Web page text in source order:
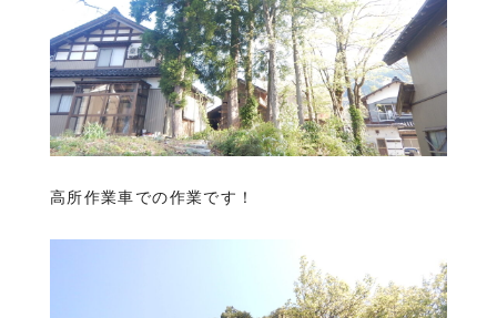
高所作業車での作業です！